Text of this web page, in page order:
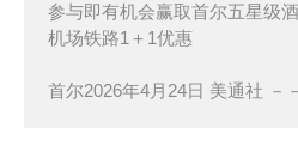
参与即有机会赢取首尔五星级
机场铁路1＋1优惠
首尔2026年4月24日 美通社 －